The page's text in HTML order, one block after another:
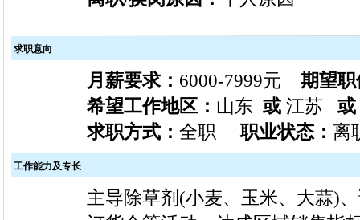
求职意向
月薪要求： 6000-7999元 期望职
希望工作地区： 山东 或江苏 或
求职方式： 全职职业状态： 离
工作能力及专长
主导除草剂(小麦、玉米、大蒜)